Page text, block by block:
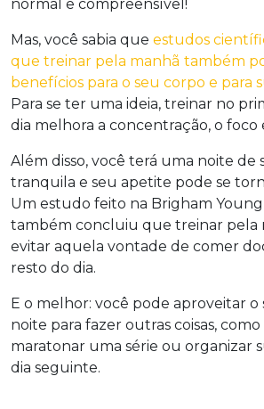
normal e compreensível!
Mas, você sabia que estudos
que treinar pela manhã também
benefícios para o seu corpo e para
Para se ter uma ideia, treinar no
dia melhora a concentração, o foco
Além disso, você terá uma noite de
tranquila e seu apetite pode se
Um estudo feito na Brigham Young
também concluiu que treinar pela
evitar aquela vontade de comer
resto do dia.
E o melhor: você pode aproveitar o
noite para fazer outras coisas,
maratonar uma série ou organizar
dia seguinte.